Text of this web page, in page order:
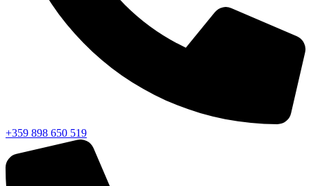
+359 898 650 519